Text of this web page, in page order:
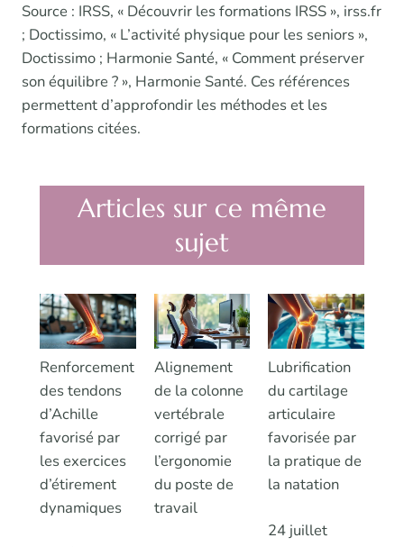
Source : IRSS, « Découvrir les formations IRSS », irss.fr
; Doctissimo, « L’activité physique pour les seniors »,
Doctissimo ; Harmonie Santé, « Comment préserver
son équilibre ? », Harmonie Santé. Ces références
permettent d’approfondir les méthodes et les
formations citées.
Articles sur ce même
sujet
Renforcement
des tendons
d’Achille
favorisé par
les exercices
d’étirement
dynamiques
Alignement
de la colonne
vertébrale
corrigé par
l’ergonomie
du poste de
travail
Lubrification
du cartilage
articulaire
favorisée par
la pratique de
la natation
24 juillet